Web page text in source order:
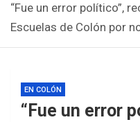
“Fue un error político”,
Escuelas de Colón por
EN COLÓN
“Fue un error